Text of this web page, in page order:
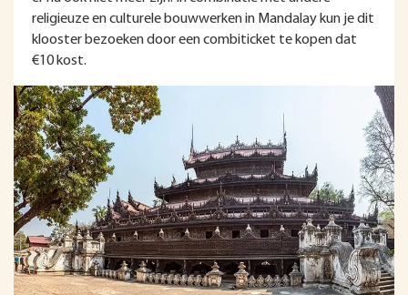
religieuze en culturele bouwwerken in Mandalay kun je dit
klooster bezoeken door een combiticket te kopen dat
€10 kost.